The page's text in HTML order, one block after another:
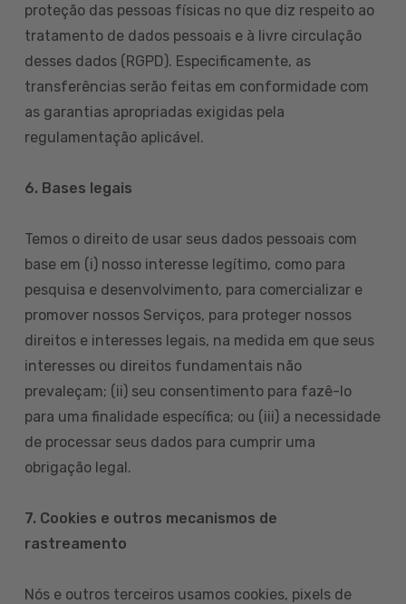
proteção das pessoas físicas no que diz respeito ao
tratamento de dados pessoais e à livre circulação
desses dados (RGPD). Especificamente, as
transferências serão feitas em conformidade com
as garantias apropriadas exigidas pela
regulamentação aplicável.
6. Bases legais
Temos o direito de usar seus dados pessoais com
base em (i) nosso interesse legítimo, como para
pesquisa e desenvolvimento, para comercializar e
promover nossos Serviços, para proteger nossos
direitos e interesses legais, na medida em que seus
interesses ou direitos fundamentais não
prevaleçam; (ii) seu consentimento para fazê-lo
para uma finalidade específica; ou (iii) a necessidade
de processar seus dados para cumprir uma
obrigação legal.
7. Cookies e outros mecanismos de
rastreamento
Nós e outros terceiros usamos cookies, pixels de